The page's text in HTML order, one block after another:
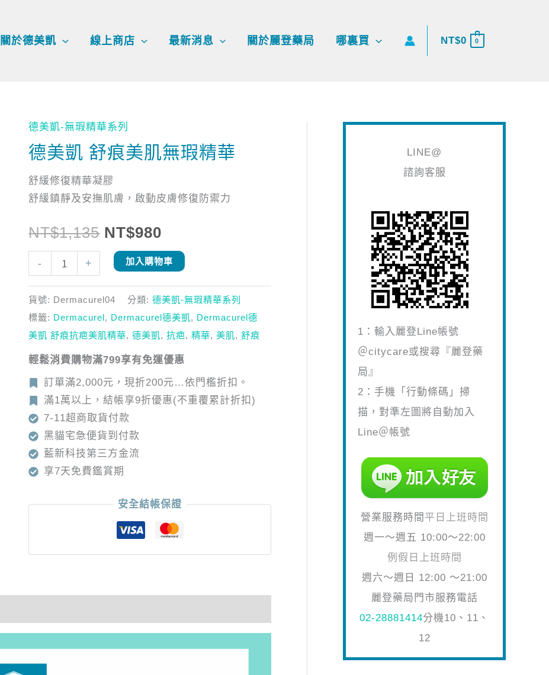
關於德美凱 線上商店 最新消息 關於麗登藥局 哪裏買 NT$0 0
德美凱-無瑕精華系列
德美凱 舒痕美肌無瑕精華
舒緩修復精華凝膠
舒緩鎮靜及安撫肌膚，啟動皮膚修復防禦力
NT$1,135
原
始
價
格：
NT$1,135。
NT$980
前
價
NT$980。
-
德
美
舒
痕
肌
無
精
華
數
量
+ 加入購物車
貨號: Dermacurel04 分類:德美凱-無瑕精華系列
標籤: Dermacurel, Dermacurel德美凱, Dermacurel德
美凱 舒痕抗疤美肌精華,德美凱,抗疤,精華,美肌,舒痕
輕鬆消費購物滿799享有免運優惠
訂單滿2,000元，現折200元…依門檻折扣。
滿1萬以上，結帳享9折優惠(不重覆累計折扣)
7-11超商取貨付款
黑貓宅急便貨到付款
藍新科技第三方金流
享7天免費鑑賞期
安全結帳保證
LINE@
諮詢客服
1：輸入麗登Line帳號
＠citycare或搜尋『麗登藥
局』
2：手機「行動條碼」掃
描，對準左圖將自動加入
Line＠帳號
營業服務時間 平日上班時間
週一～週五 10:00～22:00
例假日上班時間
週六～週日 12:00 ～21:00
麗登藥局門市服務電話
02-28881414分機10、11、
12
關